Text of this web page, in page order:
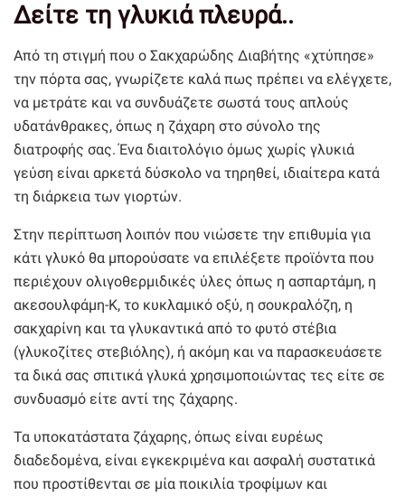
Δείτε τη γλυκιά πλευρά..
Από τη στιγμή που ο Σακχαρώδης Διαβήτης «χτύπησε»
την πόρτα σας, γνωρίζετε καλά πως πρέπει να ελέγχετε,
να μετράτε και να συνδυάζετε σωστά τους απλούς
υδατάνθρακες, όπως η ζάχαρη στο σύνολο της
διατροφής σας. Ένα διαιτολόγιο όμως χωρίς γλυκιά
γεύση είναι αρκετά δύσκολο να τηρηθεί, ιδιαίτερα κατά
τη διάρκεια των γιορτών.
Στην περίπτωση λοιπόν που νιώσετε την επιθυμία για
κάτι γλυκό θα μπορούσατε να επιλέξετε προϊόντα που
περιέχουν ολιγοθερμιδικές ύλες όπως η ασπαρτάμη, η
ακεσουλφάμη-Κ, το κυκλαμικό οξύ, η σουκραλόζη, η
σακχαρίνη και τα γλυκαντικά από το φυτό στέβια
(γλυκοζίτες στεβιόλης), ή ακόμη και να παρασκευάσετε
τα δικά σας σπιτικά γλυκά χρησιμοποιώντας τες είτε σε
συνδυασμό είτε αντί της ζάχαρης.
Τα υποκατάστατα ζάχαρης, όπως είναι ευρέως
διαδεδομένα, είναι εγκεκριμένα και ασφαλή συστατικά
που προστίθενται σε μία ποικιλία τροφίμων και